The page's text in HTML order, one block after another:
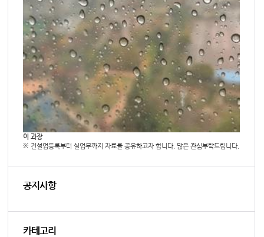
이 과장
※ 건설업등록부터 실업무까지 자료를 공유하고자 합니다. 많은 관심부탁드립니다.
공지사항
카테고리